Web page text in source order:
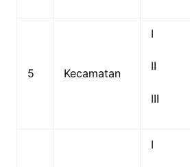
5 Kecamatan
I
II
III
I